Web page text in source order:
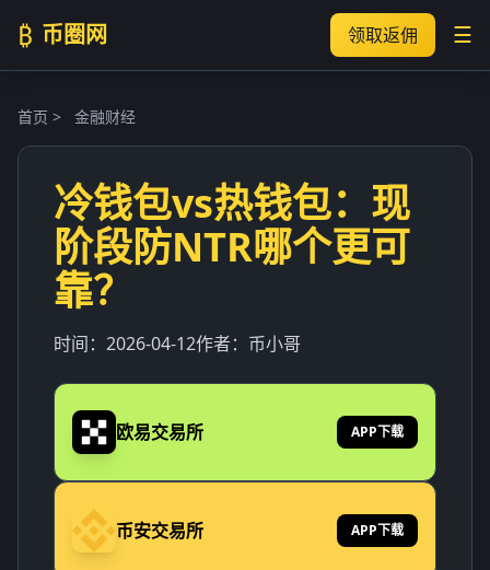
₿ 币圈网 领取返佣 ☰
首页 > 金融财经
冷钱包vs热钱包：现
阶段防NTR哪个更可
靠？
时间： 2026-04-12作者： 币小哥
欧易交易所 APP下载
币安交易所 APP下载